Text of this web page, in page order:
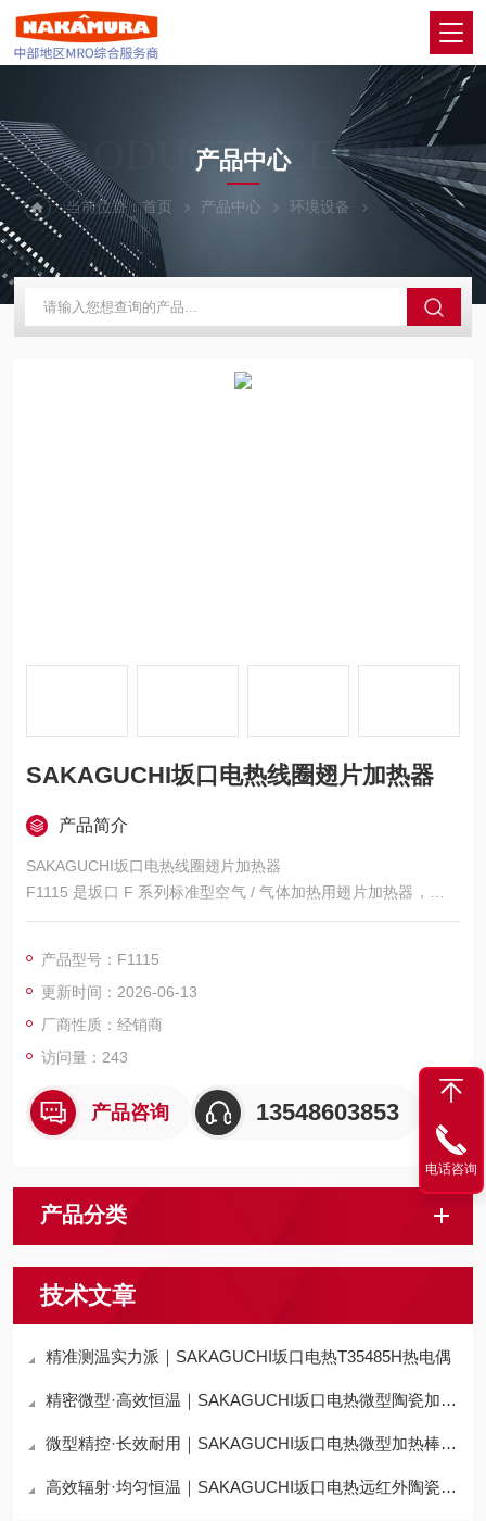
PRODUCTS CENTER
产品中心
当前位置：首页 产品中心 环境设备 SAKAGUCHI
SAKAGUCHI坂口电热线圈翅片加热器
产品简介
SAKAGUCHI坂口电热线圈翅片加热器
F1115 是坂口 F 系列标准型空气 / 气体加热用翅片加热器，对应
型号 F-1、115V、300W，主打小功率、高换热效率、结构紧凑
产品型号：F1115
更新时间：2026-06-13
厂商性质：经销商
访问量：243
产品咨询 13548603853
产品分类
技术文章
精准测温实力派｜SAKAGUCHI坂口电热T35485H热电偶
精密微型·高效恒温｜SAKAGUCHI坂口电热微型陶瓷加热器MC1010
微型精控·长效耐用｜SAKAGUCHI坂口电热微型加热棒C2JX5A
高效辐射·均匀恒温｜SAKAGUCHI坂口电热远红外陶瓷加热器YIR12040
电话咨询